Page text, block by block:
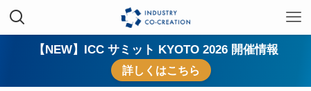
【NEW】ICC サミット KYOTO 2026 開催情報
詳しくはこちら